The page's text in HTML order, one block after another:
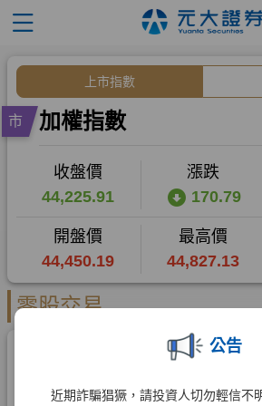
公告
近期詐騙猖獗，請投資人切勿輕信不